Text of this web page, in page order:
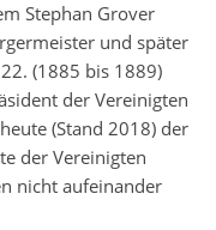
Stephan Grover
und später
(1885 bis 1889)
der Vereinigten
(Stand 2018) der
der Vereinigten
nicht aufeinander